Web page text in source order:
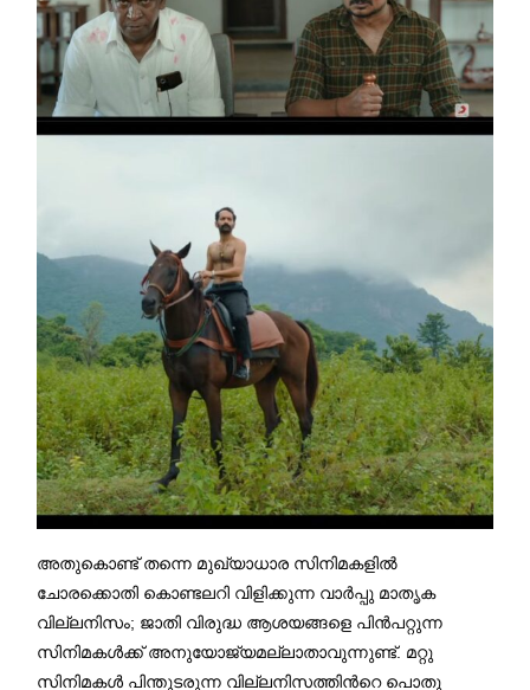
അതുകൊണ്ട് തന്നെ മുഖ്യാധാര സിനിമകളില്‍
ചോരക്കൊതി കൊണ്ടലറി വിളിക്കുന്ന വാര്‍പ്പു മാതൃക
വില്ലനിസം; ജാതി വിരുദ്ധ ആശയങ്ങളെ പിന്‍പറ്റുന്ന
സിനിമകള്‍ക്ക് അനുയോജ്യമല്ലാതാവുന്നുണ്ട്. മറ്റു
സിനിമകള്‍ പിന്തുടരുന്ന വില്ലനിസത്തിന്‍റെ പൊതു